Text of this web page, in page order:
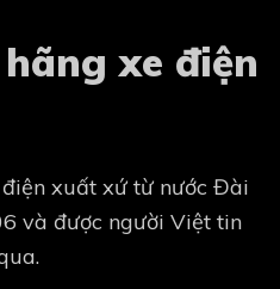
xe điện
xuất xứ từ nước Đài
và được người Việt tin